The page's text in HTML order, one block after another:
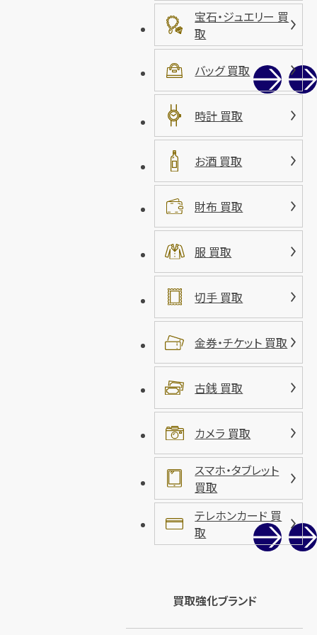
宝石・ジュエリー 買
取
バッグ 買取
時計 買取
お酒 買取
財布 買取
服 買取
切手 買取
金券・チケット 買取
古銭 買取
カメラ 買取
スマホ・タブレット
買取
テレホンカード 買
取
買取強化ブランド